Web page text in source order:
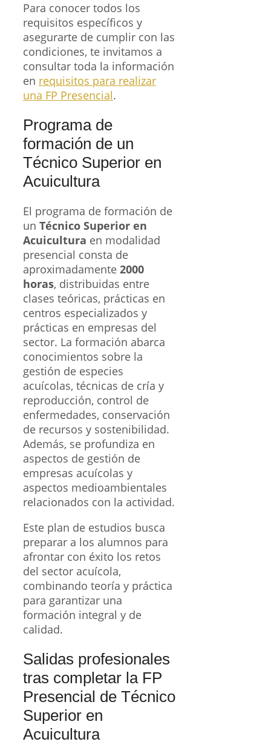
Para conocer todos los
requisitos específicos y
asegurarte de cumplir con las
condiciones, te invitamos a
consultar toda la información
en requisitos para realizar
una FP Presencial.
Programa de
formación de un
Técnico Superior en
Acuicultura
El programa de formación de
un Técnico Superior en
Acuicultura en modalidad
presencial consta de
aproximadamente 2000
horas, distribuidas entre
clases teóricas, prácticas en
centros especializados y
prácticas en empresas del
sector. La formación abarca
conocimientos sobre la
gestión de especies
acuícolas, técnicas de cría y
reproducción, control de
enfermedades, conservación
de recursos y sostenibilidad.
Además, se profundiza en
aspectos de gestión de
empresas acuícolas y
aspectos medioambientales
relacionados con la actividad.
Este plan de estudios busca
preparar a los alumnos para
afrontar con éxito los retos
del sector acuícola,
combinando teoría y práctica
para garantizar una
formación integral y de
calidad.
Salidas profesionales
tras completar la FP
Presencial de Técnico
Superior en
Acuicultura